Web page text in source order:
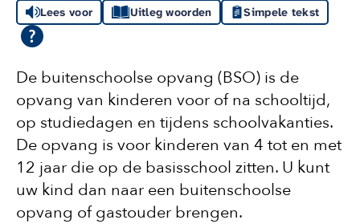
Lees voor Uitleg woorden Simpele tekst
De buitenschoolse opvang (BSO) is de
opvang van kinderen voor of na schooltijd,
op studiedagen en tijdens schoolvakanties.
De opvang is voor kinderen van 4 tot en met
12 jaar die op de basisschool zitten. U kunt
uw kind dan naar een buitenschoolse
opvang of gastouder brengen.